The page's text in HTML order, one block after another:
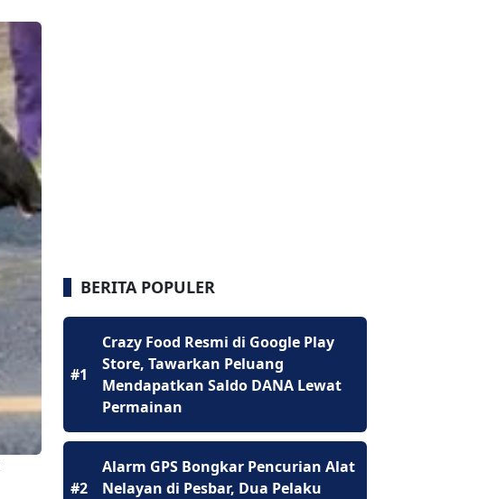
BERITA POPULER
#1
Crazy Food Resmi di Google Play
Store, Tawarkan Peluang
Mendapatkan Saldo DANA Lewat
Permainan
#2
Alarm GPS Bongkar Pencurian Alat
Nelayan di Pesbar, Dua Pelaku